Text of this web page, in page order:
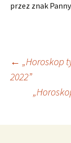
przez znak Panny.
wpisu
← „Horoskop
2022”